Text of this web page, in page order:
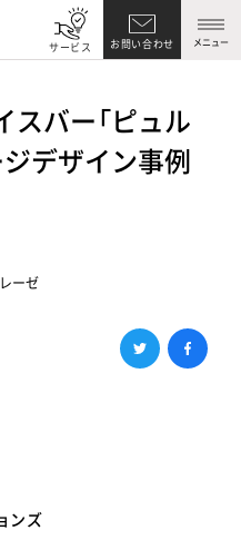
サービス お問い合わせ メニュー
バー「ピュル
デザイン事例
ーゼ
ンズ